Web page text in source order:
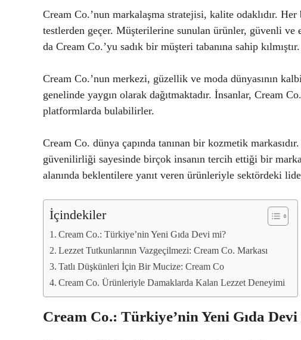
Cream Co.’nun markalaşma stratejisi, kalite odaklıdır.
testlerden geçer. Müşterilerine sunulan ürünler, güvenli ve
da Cream Co.’yu sadık bir müşteri tabanına sahip kılmıştır.
Cream Co.’nun merkezi, güzellik ve moda dünyasının
genelinde yaygın olarak dağıtmaktadır. İnsanlar, Cream
platformlarda bulabilirler.
Cream Co. dünya çapında tanınan bir kozmetik
güvenilirliği sayesinde birçok insanın tercih ettiği bir
alanında beklentilere yanıt veren ürünleriyle sektördeki
İçindekiler
Cream Co.: Türkiye’nin Yeni Gıda Devi mi?
Lezzet Tutkunlarının Vazgeçilmezi: Cream Co. Markası
Tatlı Düşkünleri İçin Bir Mucize: Cream Co
Cream Co. Ürünleriyle Damaklarda Kalan Lezzet Deneyimi
Cream Co.: Türkiye’nin Yeni Gıda Devi